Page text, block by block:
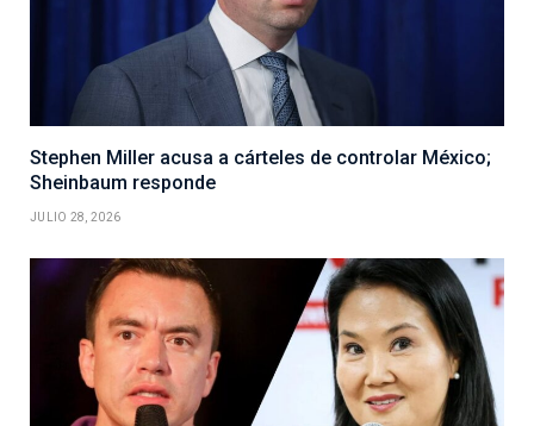
Stephen Miller acusa a cárteles de controlar México;
Sheinbaum responde
JULIO 28, 2026